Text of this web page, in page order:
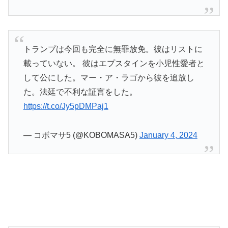
トランプは今回も完全に無罪放免。彼はリストに
載っていない。 彼はエプスタインを小児性愛者と
して公にした。マー・ア・ラゴから彼を追放し
た。法廷で不利な証言をした。
https://t.co/Jy5pDMPaj1
— コボマサ5 (@KOBOMASA5) January 4, 2024